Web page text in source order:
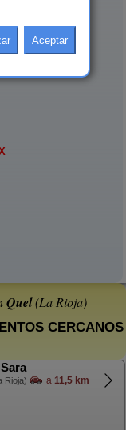
Quel(La Rioja)
CERCANOS
Rioja) a 11,5 km